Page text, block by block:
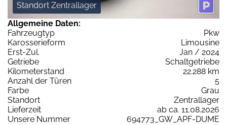
Standort Zentrallager
Allgemeine Daten:
Fahrzeugtyp
Pkw
Karosserieform
Limousine
Erst-Zul.
Jan / 2024
Getriebe
Schaltgetriebe
Kilometerstand
22.288 km
Anzahl der Türen
5
Farbe
Grau
Standort
Zentrallager
Lieferzeit
ab ca. 11.08.2026
Unsere Nummer
694773_GW_APF-DUME